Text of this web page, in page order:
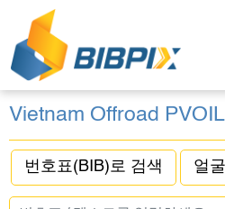
Vietnam Offroad
번호표(BIB)로 검색 얼